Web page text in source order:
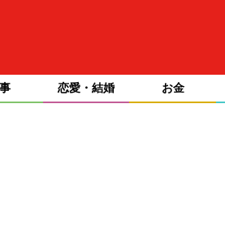
恋愛・結婚 お金